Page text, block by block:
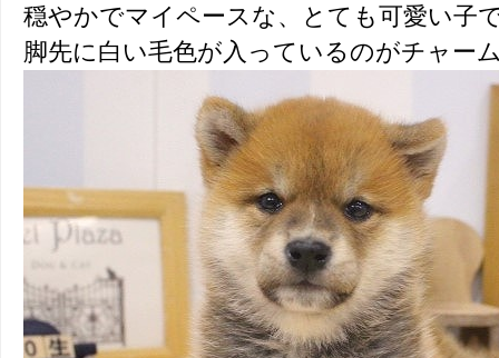
穏やかでマイペースな、とても可愛い子
脚先に白い毛色が入っているのがチャー